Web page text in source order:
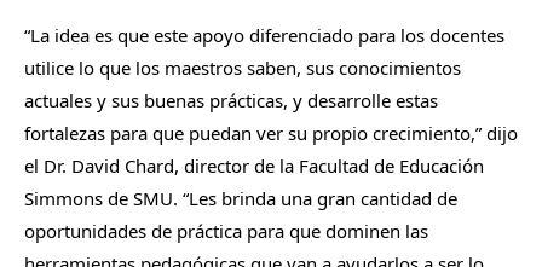
“La idea es que este apoyo diferenciado para los docentes
utilice lo que los maestros saben, sus conocimientos
actuales y sus buenas prácticas, y desarrolle estas
fortalezas para que puedan ver su propio crecimiento,” dijo
el Dr. David Chard, director de la Facultad de Educación
Simmons de SMU. “Les brinda una gran cantidad de
oportunidades de práctica para que dominen las